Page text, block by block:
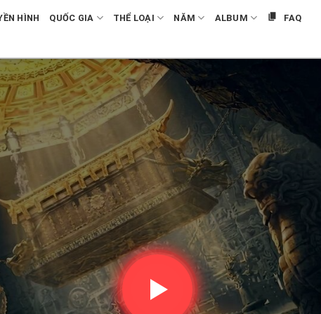
HÌNH QUỐC GIA THỂ LOẠI NĂM ALBUM FAQ